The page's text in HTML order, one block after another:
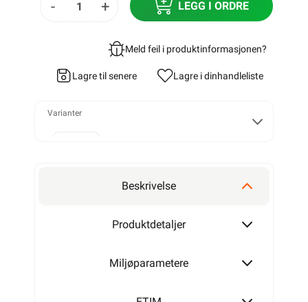
- + LEGG I ORDRE
Meld feil i produktinformasjonen?
Lagre til senere Lagre i dinhandleliste
Varianter
2x2,5
Beskrivelse
Produktdetaljer
Miljøparametere